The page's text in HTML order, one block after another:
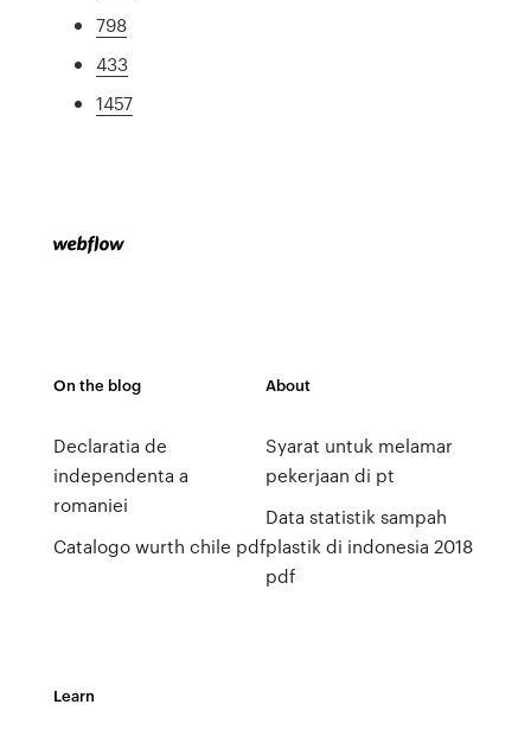
798
433
1457
On the blog
Declaratia de
independenta a
romaniei
Catalogo wurth chile pdf
About
Syarat untuk melamar
pekerjaan di pt
Data statistik sampah
plastik di indonesia 2018
pdf
Learn